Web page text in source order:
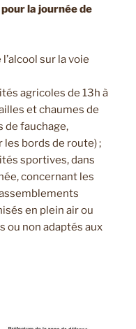
la journée de
sur la voie
agricoles de 13h à
et chaumes de
de fauchage,
les bords de route) ;
sportives, dans
concernant les
en plein air ou
ou non adaptés aux